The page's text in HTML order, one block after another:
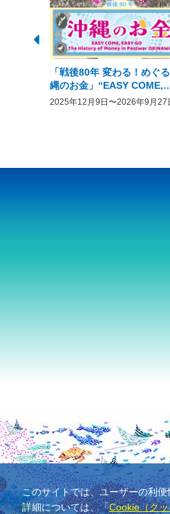
「戦後80年 変わる！めぐ
縄のお金」“EASY COME,
EASY GO － The History
2025年12月9日〜2026年9月27
このサイトでは、ユーザーの利
詳細については、「Cookie（ク